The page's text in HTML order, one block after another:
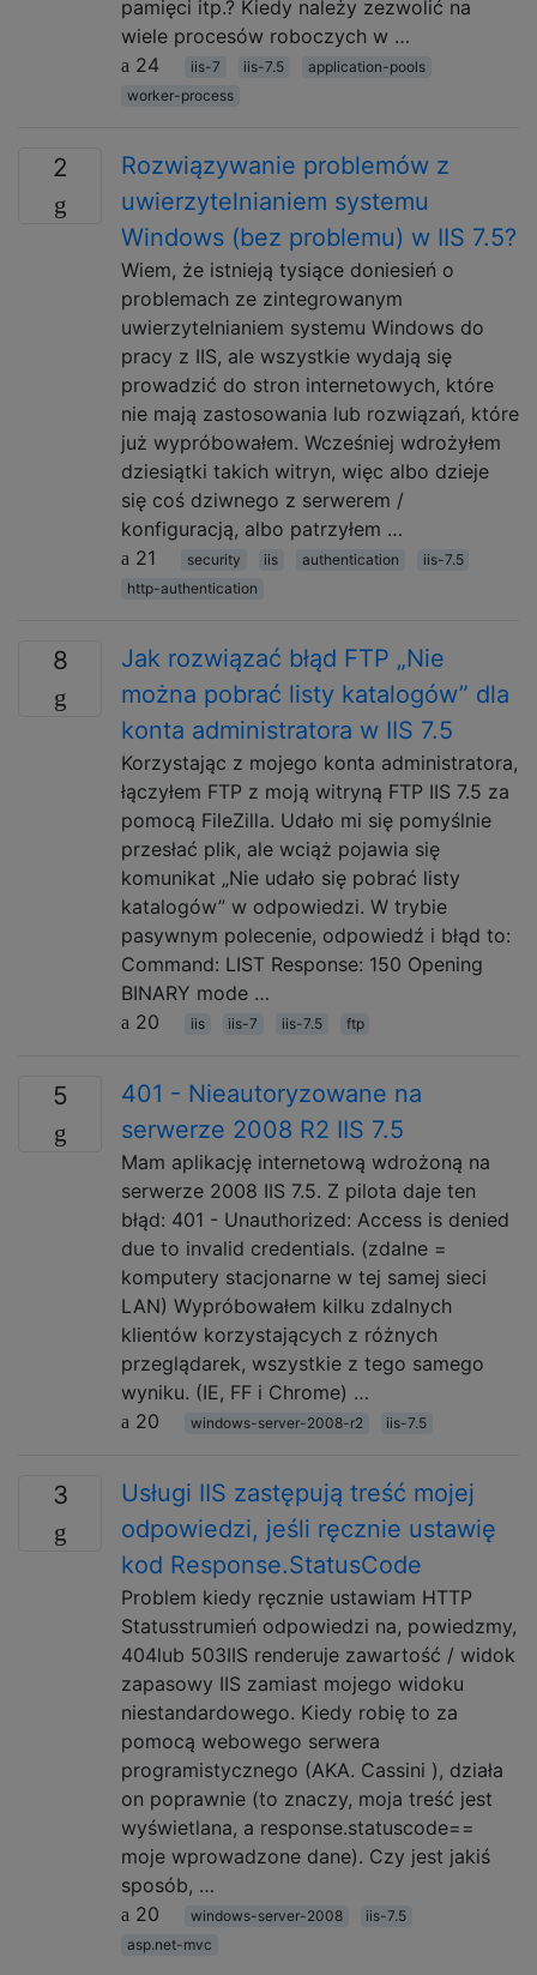
pamięci itp.? Kiedy należy zezwolić na
wiele procesów roboczych w …
24
iis-7 iis-7.5
application-pools
worker-process
2
Rozwiązywanie problemów z
uwierzytelnianiem systemu
Windows (bez problemu) w IIS 7.5?
Wiem, że istnieją tysiące doniesień o
problemach ze zintegrowanym
uwierzytelnianiem systemu Windows do
pracy z IIS, ale wszystkie wydają się
prowadzić do stron internetowych, które
nie mają zastosowania lub rozwiązań, które
już wypróbowałem. Wcześniej wdrożyłem
dziesiątki takich witryn, więc albo dzieje
się coś dziwnego z serwerem /
konfiguracją, albo patrzyłem …
21
security iis authentication
iis-7.5
http-authentication
8
Jak rozwiązać błąd FTP „Nie
można pobrać listy katalogów” dla
konta administratora w IIS 7.5
Korzystając z mojego konta administratora,
łączyłem FTP z moją witryną FTP IIS 7.5 za
pomocą FileZilla. Udało mi się pomyślnie
przesłać plik, ale wciąż pojawia się
komunikat „Nie udało się pobrać listy
katalogów” w odpowiedzi. W trybie
pasywnym polecenie, odpowiedź i błąd to:
Command: LIST Response: 150 Opening
BINARY mode …
20
iis iis-7 iis-7.5 ftp
5
401 - Nieautoryzowane na
serwerze 2008 R2 IIS 7.5
Mam aplikację internetową wdrożoną na
serwerze 2008 IIS 7.5. Z pilota daje ten
błąd: 401 - Unauthorized: Access is denied
due to invalid credentials. (zdalne =
komputery stacjonarne w tej samej sieci
LAN) Wypróbowałem kilku zdalnych
klientów korzystających z różnych
przeglądarek, wszystkie z tego samego
wyniku. (IE, FF i Chrome) …
20
windows-server-2008-r2 iis-7.5
3
Usługi IIS zastępują treść mojej
odpowiedzi, jeśli ręcznie ustawię
kod Response.StatusCode
Problem kiedy ręcznie ustawiam HTTP
Statusstrumień odpowiedzi na, powiedzmy,
404lub 503IIS renderuje zawartość / widok
zapasowy IIS zamiast mojego widoku
niestandardowego. Kiedy robię to za
pomocą webowego serwera
programistycznego (AKA. Cassini ), działa
on poprawnie (to znaczy, moja treść jest
wyświetlana, a response.statuscode==
moje wprowadzone dane). Czy jest jakiś
sposób, …
20
windows-server-2008
iis-7.5
asp.net-mvc